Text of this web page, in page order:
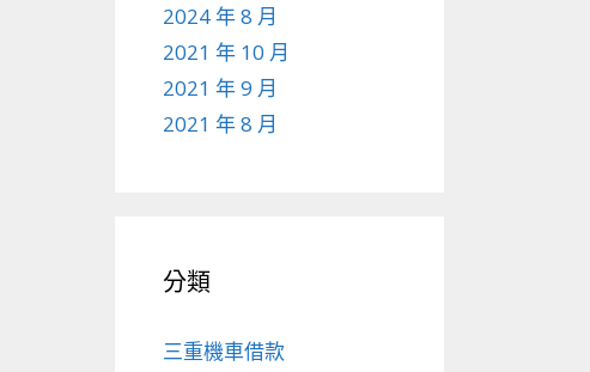
2024 年 8 月
2021 年 10 月
2021 年 9 月
2021 年 8 月
分類
三重機車借款